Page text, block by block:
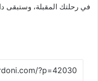
في رحلتك المقبلة، وستبقى